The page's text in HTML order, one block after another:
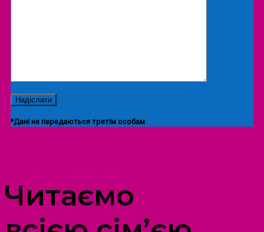
*Дані не передаються третім особам
Читаємо